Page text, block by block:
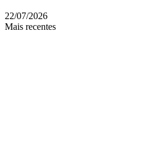
22/07/2026
Mais recentes